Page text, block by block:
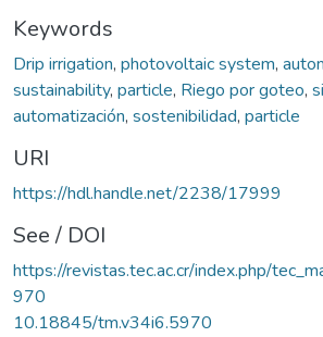
Keywords
Drip irrigation, photovoltaic system,
sustainability, particle, Riego por goteo,
automatización, sostenibilidad, particle
URI
https://hdl.handle.net/2238/17999
See / DOI
https://revistas.tec.ac.cr/index.php/
970
10.18845/tm.v34i6.5970